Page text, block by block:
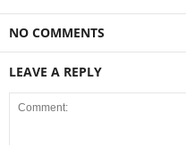
NO COMMENTS
LEAVE A REPLY